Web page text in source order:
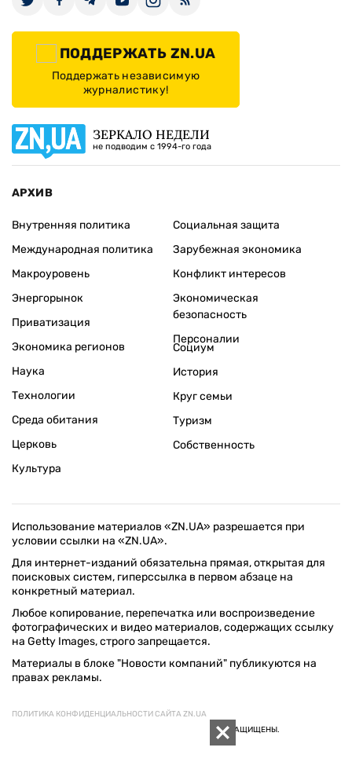
ПОДДЕРЖАТЬ ZN.UA
Поддержать независимую
журналистику!
ЗЕРКАЛО НЕДЕЛИ
не подводим с 1994-го года
АРХИВ
Внутренняя политика
Международная политика
Макроуровень
Энергорынок
Приватизация
Экономика регионов
Социальная защита
Зарубежная экономика
Конфликт интересов
Экономическая
безопасность
Персоналии
Наука
Технологии
Среда обитания
Церковь
Культура
Социум
История
Круг семьи
Туризм
Собственность
Использование материалов «ZN.UA» разрешается при
условии ссылки на «ZN.UA».
Для интернет-изданий обязательна прямая, открытая для
поисковых систем, гиперссылка в первом абзаце на
конкретный материал.
Любое копирование, перепечатка или воспроизведение
фотографических и видео материалов, содержащих ссылку
на Getty Images, строго запрещается.
Материалы в блоке "Новости компаний" публикуются на
правах рекламы.
ПОЛИТИКА КОНФИДЕНЦИАЛЬНОСТИ САЙТА ZN.UA
© 1994–2026 «ЗЕРКАЛО НЕДЕЛИ. УКРАИНА». ВСЕ ПРАВА ЗАЩИЩЕНЫ.